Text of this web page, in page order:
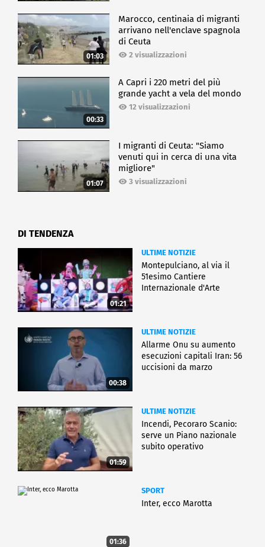
01:03
Marocco, centinaia di migranti
arrivano nell'enclave spagnola
di Ceuta
2 visualizzazioni
00:33
A Capri i 220 metri del più
grande yacht a vela del mondo
12 visualizzazioni
01:07
I migranti di Ceuta: "Siamo
venuti qui in cerca di una vita
migliore"
3 visualizzazioni
DI TENDENZA
01:21
ULTIME NOTIZIE
Montepulciano, al via il
51esimo Cantiere
Internazionale d'Arte
00:38
ULTIME NOTIZIE
Allarme Onu su aumento
esecuzioni capitali Iran: 56
uccisioni da marzo
01:59
ULTIME NOTIZIE
Incendi, Pecoraro Scanio:
serve un Piano nazionale
subito operativo
01:36
SPORT
Inter, ecco Marotta